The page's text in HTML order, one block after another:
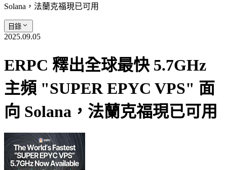
Solana，法蘭克福現已可用
目錄
2025.09.05
ERPC 釋出全球最快 5.7GHz
主頻 "SUPER EPYC VPS" 面
向 Solana，法蘭克福現已可用